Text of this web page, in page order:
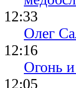
12:33
Олег
12:16
Огонь
12:05